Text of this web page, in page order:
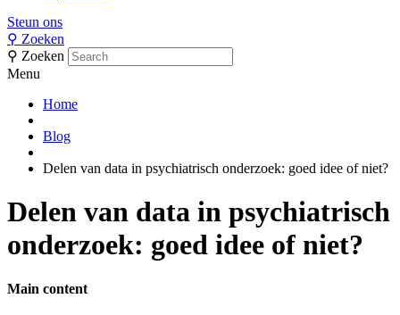
Steun ons
⚲ Zoeken
⚲ Zoeken
Menu
Home
Blog
Delen van data in psychiatrisch onderzoek: goed idee of niet?
Delen van data in psychiatrisch
onderzoek: goed idee of niet?
Main content